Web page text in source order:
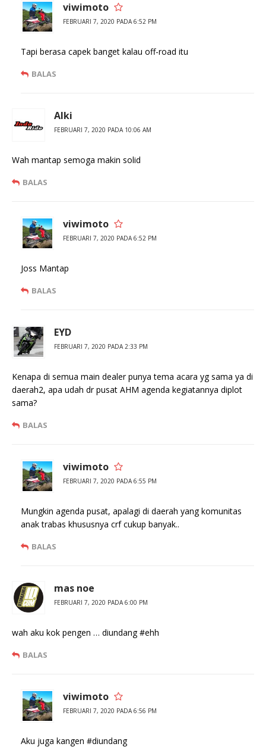
viwimoto
FEBRUARI 7, 2020 PADA 6:52 PM
Tapi berasa capek banget kalau off-road itu
BALAS
Alki
FEBRUARI 7, 2020 PADA 10:06 AM
Wah mantap semoga makin solid
BALAS
viwimoto
FEBRUARI 7, 2020 PADA 6:52 PM
Joss Mantap
BALAS
EYD
FEBRUARI 7, 2020 PADA 2:33 PM
Kenapa di semua main dealer punya tema acara yg sama ya di
daerah2, apa udah dr pusat AHM agenda kegiatannya diplot
sama?
BALAS
viwimoto
FEBRUARI 7, 2020 PADA 6:55 PM
Mungkin agenda pusat, apalagi di daerah yang komunitas
anak trabas khususnya crf cukup banyak..
BALAS
mas noe
FEBRUARI 7, 2020 PADA 6:00 PM
wah aku kok pengen … diundang #ehh
BALAS
viwimoto
FEBRUARI 7, 2020 PADA 6:56 PM
Aku juga kangen #diundang